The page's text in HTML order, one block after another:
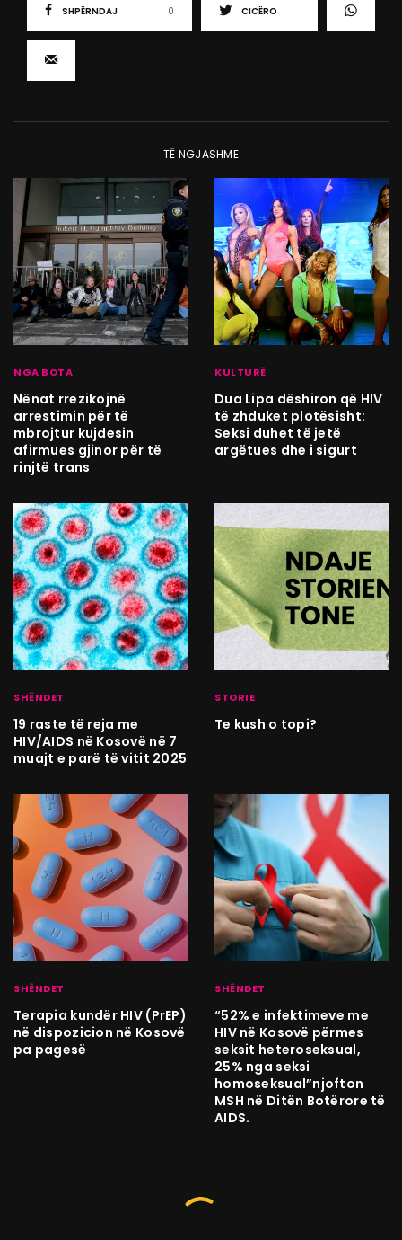
SHPËRNDAJ 0 CICËRO
TË NGJASHME
NGA BOTA
Nënat rrezikojnë
arrestimin për të
mbrojtur kujdesin
afirmues gjinor për të
rinjtë trans
KULTURË
Dua Lipa dëshiron që HIV
të zhduket plotësisht:
Seksi duhet të jetë
argëtues dhe i sigurt
SHËNDET
19 raste të reja me
HIV/AIDS në Kosovë në 7
muajt e parë të vitit 2025
STORIE
Te kush o topi?
SHËNDET
Terapia kundër HIV (PrEP)
në dispozicion në Kosovë
pa pagesë
SHËNDET
“52% e infektimeve me
HIV në Kosovë përmes
seksit heteroseksual,
25% nga seksi
homoseksual”njofton
MSH në Ditën Botërore të
AIDS.